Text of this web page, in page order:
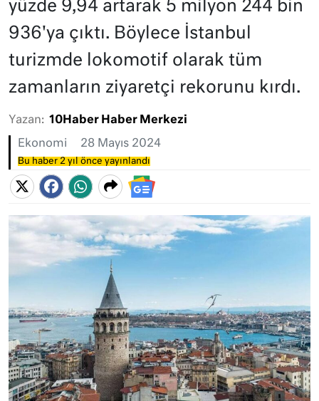
yüzde 9,94 artarak 5 milyon 244 bin
936'ya çıktı. Böylece İstanbul
turizmde lokomotif olarak tüm
zamanların ziyaretçi rekorunu kırdı.
Yazan: 10Haber Haber Merkezi
Ekonomi 28 Mayıs 2024
Bu haber 2 yıl önce yayınlandı